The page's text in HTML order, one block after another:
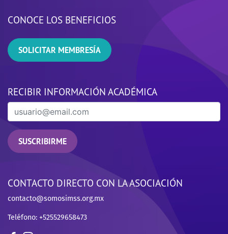
CONOCE LOS BENEFICIOS
SOLICITAR MEMBRESÍA
RECIBIR INFORMACIÓN ACADÉMICA
SUSCRIBIRME
CONTACTO DIRECTO CON LA ASOCIACIÓN
contacto@somosimss.org.mx
Teléfono: +525529658473